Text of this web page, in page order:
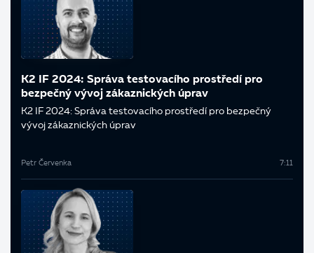
K2 IF 2024: Správa testovacího prostředí pro
bezpečný vývoj zákaznických úprav
K2 IF 2024: Správa testovacího prostředí pro bezpečný
vývoj zákaznických úprav
Petr Červenka 7:11